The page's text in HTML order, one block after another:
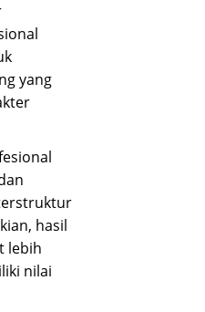
yang
hasil
lebih
nilai